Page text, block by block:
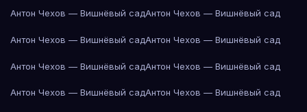
Антон Чехов — Вишнёвый садАнтон Чехов — Вишнёвый сад
Антон Чехов — Вишнёвый садАнтон Чехов — Вишнёвый сад
Антон Чехов — Вишнёвый садАнтон Чехов — Вишнёвый сад
Антон Чехов — Вишнёвый садАнтон Чехов — Вишнёвый сад